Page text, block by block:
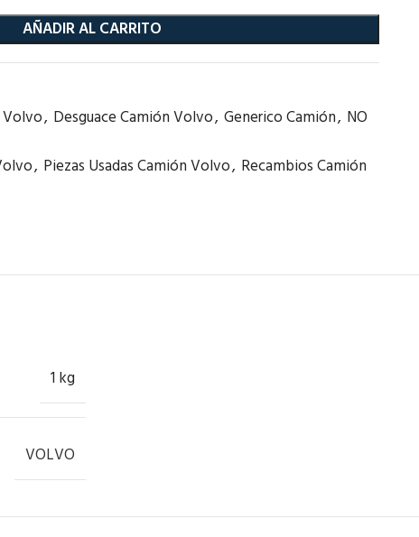
AÑADIR AL CARRITO
, Desguace Camión Volvo, Generico Camión, NO
, Piezas Usadas Camión Volvo, Recambios Camión
1 kg
VOLVO